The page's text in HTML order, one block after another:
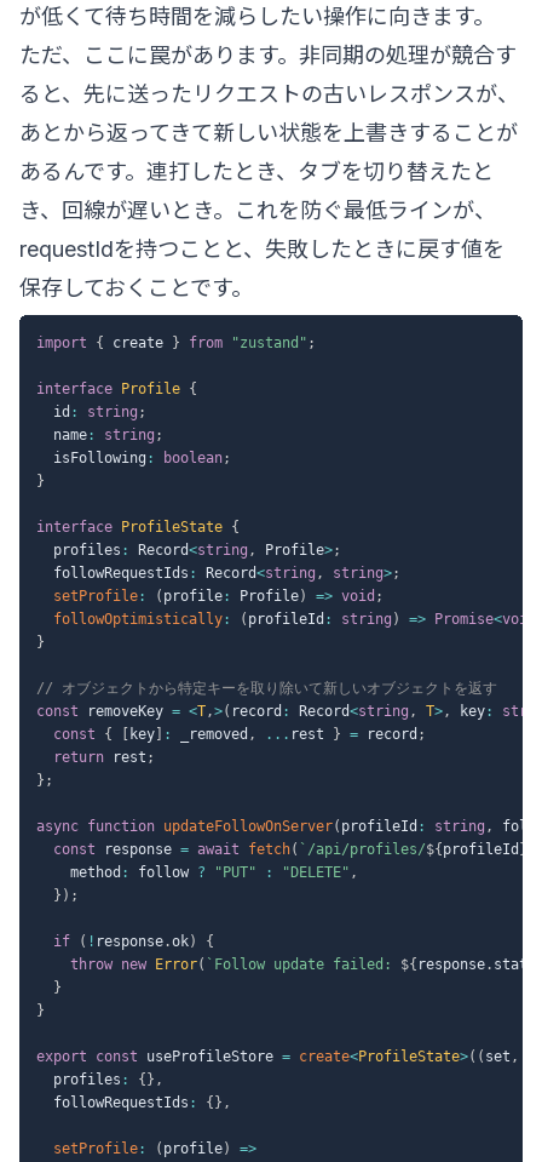
が低くて待ち時間を減らしたい操作に向きます。
ただ、ここに罠があります。非同期の処理が競合す
ると、先に送ったリクエストの古いレスポンスが、
あとから返ってきて新しい状態を上書きすることが
あるんです。連打したとき、タブを切り替えたと
き、回線が遅いとき。これを防ぐ最低ラインが、
requestIdを持つことと、失敗したときに戻す値を
保存しておくことです。
import { create } from "zustand" ;
interface Profile {
  id
: string ;
  name
: string ;
  isFollowing
: boolean;
}
interface ProfileState {
  profiles
: Record<string , Profile>;
  followRequestIds
: Record<string , string>;
setProfile : ( profile : Profile) => void ;
followOptimistically : ( profileId : string ) => Promise<void
}
// オブジェクトから特定キーを取り除いて新しいオブジェクトを返す
const removeKey = <T,>( record : Record<string , T>, key :
const
{ key : _removed , ... rest } = record ;
return rest ;
} ;
async function updateFollowOnServer( profileId : string ,
const response = await fetch( ` /api/profiles/${ profileId }
    method
: follow ? "PUT" : "DELETE" ,
} ) ;
if ( ! response.ok)
{
throw new Error( ` Follow update failed: ${ response.
}
}
export const useProfileStore = create<ProfileState>( ( set ,
  profiles
: { } ,
  followRequestIds
: { } ,
setProfile : ( profile)
=>